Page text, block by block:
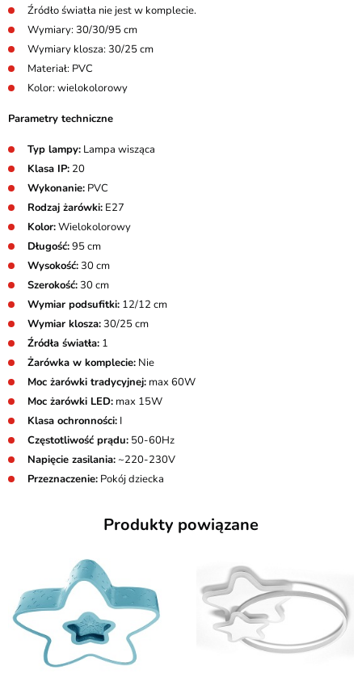
Źródło światła nie jest w komplecie.
Wymiary: 30/30/95 cm
Wymiary klosza: 30/25 cm
Materiał: PVC
Kolor: wielokolorowy
Parametry techniczne
Typ lampy: Lampa wisząca
Klasa IP: 20
Wykonanie: PVC
Rodzaj żarówki: E27
Kolor:Wielokolorowy
Długość:95 cm
Wysokość:30 cm
Szerokość:30 cm
Wymiar podsufitki: 12/12 cm
Wymiar klosza:30/25 cm
Źródła światła: 1
Żarówka w komplecie: Nie
Moc żarówki tradycyjnej: max 60W
Moc żarówki LED: max 15W
Klasa ochronności: I
Częstotliwość prądu: 50-60Hz
Napięcie zasilania: ~220-230V
Przeznaczenie: Pokój dziecka
Produkty powiązane